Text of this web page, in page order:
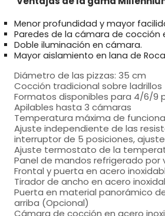
Menor profundidad y mayor
Paredes de la cámara de cocción
Doble iluminación en cámara.
Mayor aislamiento en lana de
Diámetro de las pizzas: 35 cm
Cocción tradicional sobre
Formatos disponibles para 4/6/9
Apilables hasta 3 cámaras
Temperatura máxima de
Ajuste independiente de las
interruptor de 5 posiciones,
Ajuste termostato de la
Panel de mandos refrigerado por
Frontal y puerta en acero
Tirador de ancho en acero
Puerta en material panorámico
arriba (Opcional)